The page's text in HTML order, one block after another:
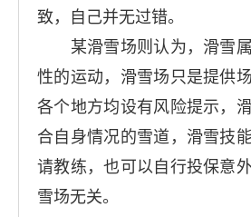
致，自己并无过错。
某滑雪场则认为，滑雪属
性的运动，滑雪场只是提供
各个地方均设有风险提示，
合自身情况的雪道，滑雪技
请教练，也可以自行投保意
雪场无关。